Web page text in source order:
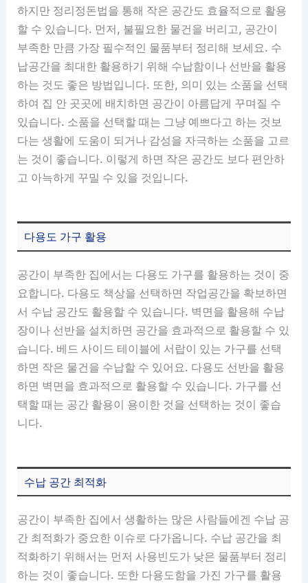
하지만 정리정돈법을 통해 작은 공간도 효율적으로 활용
할 수 있습니다. 먼저, 불필요한 물건을 버리고, 공간이
부족한 만큼 가장 필수적인 물품부터 정리해 보세요. 수
납공간을 최대한 활용하기 위해 수납함이나 선반을 활용
하는 것도 좋은 방법입니다. 또한, 의미 있는 소품을 선택
하여 집 안 곳곳에 배치하면 공간이 아름답게 꾸며질 수
있습니다. 소품을 선택할 때는 그냥 예쁘다고 하는 것보
다는 생활에 도움이 되거나 감성을 자극하는 소품을 고르
는 것이 좋습니다. 이렇게 하면 작은 공간도 보다 편안하
고 아늑하게 꾸밀 수 있을 것입니다.
다용도 가구 활용
공간이 부족한 집에서는 다용도 가구를 활용하는 것이 중
요합니다. 다용도 책상을 선택하면 작업공간을 확보하면
서 수납 공간도 활용할 수 있습니다. 벽면을 활용해 수납
장이나 선반을 설치하면 공간을 효과적으로 활용할 수 있
습니다. 베드 사이드 테이블에 서랍이 있는 가구를 선택
하면 작은 물건을 수납할 수 있어요. 다용도 선반을 활용
하면 벽면을 효과적으로 활용할 수 있습니다. 가구를 선
택할 때는 공간 활용이 용이한 것을 선택하는 것이 좋습
니다.
수납 공간 최적화
공간이 부족한 집에서 생활하는 많은 사람들에겐 수납 공
간 최적화가 중요한 이슈로 다가옵니다. 수납 공간을 최
적화하기 위해서는 먼저 사용빈도가 낮은 물품부터 정리
하는 것이 좋습니다. 또한 다용도함을 가진 가구를 활용